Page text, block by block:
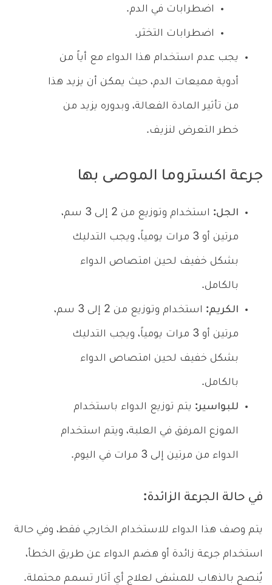
اضطرابات في الدم.
اضطرابات التخثر.
يجب عدم استخدام هذا الدواء مع أياً من
أدوية مميعات الدم، حيث يمكن أن يزيد هذا
من تأثير المادة الفعالة، وبدوره يزيد من
خطر التعرض لنزيف.
جرعة اكستروما الموصى بها
الجل: استخدام وتوزيع من 2 إلى 3 سم،
مرتين أو 3 مرات يومياً، ويجب التدليك
بشكل خفيف لحين امتصاص الدواء
بالكامل.
الكريم: استخدام وتوزيع من 2 إلى 3 سم،
مرتين أو 3 مرات يومياً، ويجب التدليك
بشكل خفيف لحين امتصاص الدواء
بالكامل.
للبواسير: يتم توزيع الدواء باستخدام
الموزع المرفق في العلبة، ويتم استخدام
الدواء من مرتين إلى 3 مرات في اليوم.
في حالة الجرعة الزائدة:
يتم وصف هذا الدواء للاستخدام الخارجي فقط، وفي حالة
استخدام جرعة زائدة أو هضم الدواء عن طريق الخطأ،
يُنصح بالذهاب للمشفى لعلاج أي آثار تسمم محتملة.